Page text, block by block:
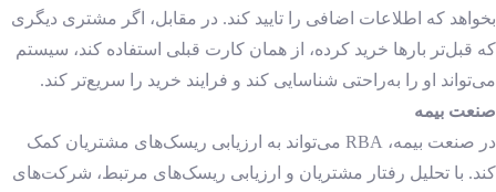
بخواهد که اطلاعات اضافی را تایید کند. در مقابل، اگر مشتری دیگری
که قبل‌تر بارها خرید کرده، از همان کارت قبلی استفاده کند، سیستم
می‌تواند او را به‌راحتی شناسایی کند و فرایند خرید را سریع‌تر کند.
صنعت بیمه
در صنعت بیمه، RBA می‌تواند به ارزیابی ریسک‌های مشتریان کمک
کند. با تحلیل رفتار مشتریان و ارزیابی ریسک‌های مرتبط، شرکت‌های